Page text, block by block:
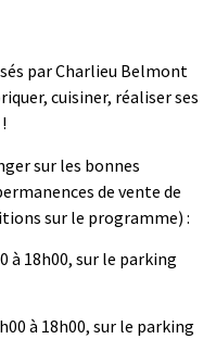
par Charlieu Belmont
cuisiner, réaliser ses
sur les bonnes
de vente de
sur le programme) :
à 18h00, sur le parking
à 18h00, sur le parking